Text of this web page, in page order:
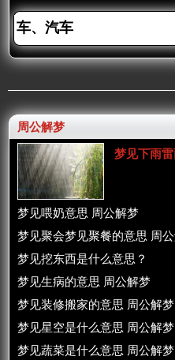
周公解梦
梦见下雨
梦见喂奶意思 周公解梦
梦见聚会梦见聚餐的意思 周
梦见挖东西是什么意思？
梦见生病的意思 周公解梦
梦见装修搬家的意思 周公解梦
梦见星空是什么意思 周公解梦
梦见蔬菜是什么意思 周公解梦